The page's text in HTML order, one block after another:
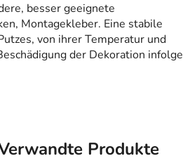
besser geeignete
Montagekleber. Eine stabile
von ihrer Temperatur und
der Dekoration infolge
Produkte